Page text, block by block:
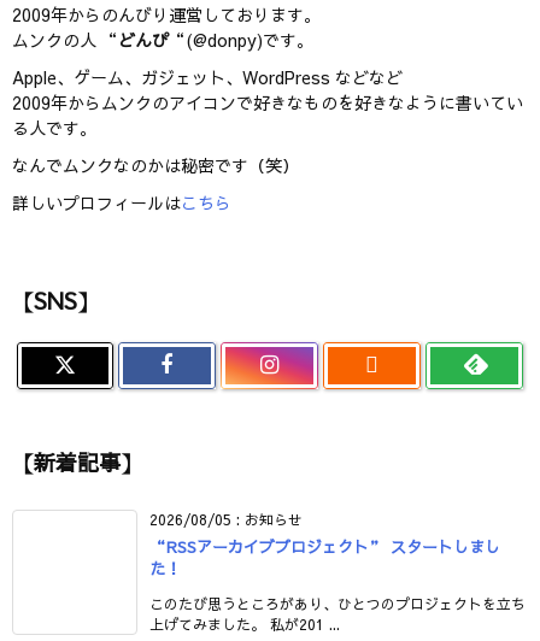
2009年からのんびり運営しております。
ムンクの人 “ どんぴ“(@donpy)です。
Apple、ゲーム、ガジェット、WordPress などなど
2009年からムンクのアイコンで好きなものを好きなように書いてい
る人です。
なんでムンクなのかは秘密です（笑）
詳しいプロフィールはこちら
【SNS】

【新着記事】
2026/08/05 : お知らせ
“RSSアーカイブプロジェクト” スタートしまし
た！
このたび思うところがあり、ひとつのプロジェクトを立ち
上げてみました。 私が201 ...